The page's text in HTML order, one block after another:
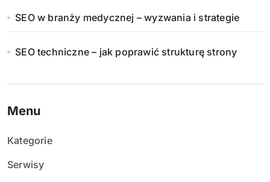
SEO w branży medycznej – wyzwania i strategie
SEO techniczne – jak poprawić strukturę strony
Menu
Kategorie
Serwisy